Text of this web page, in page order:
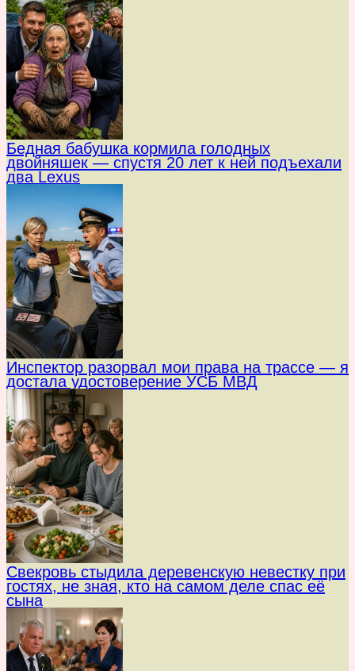
Бедная бабушка кормила голодных
двойняшек — спустя 20 лет к ней подъехали
два Lexus
Инспектор разорвал мои права на трассе — я
достала удостоверение УСБ МВД
Свекровь стыдила деревенскую невестку при
гостях, не зная, кто на самом деле спас её
сына